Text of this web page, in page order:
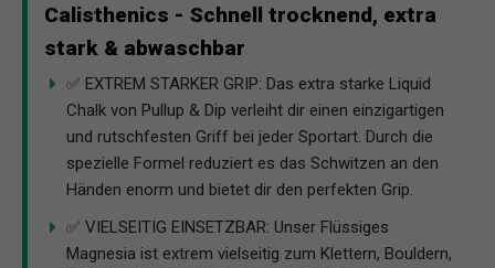
Calisthenics - Schnell trocknend, extra
stark & abwaschbar
✅ EXTREM STARKER GRIP: Das extra starke Liquid
Chalk von Pullup & Dip verleiht dir einen einzigartigen
und rutschfesten Griff bei jeder Sportart. Durch die
spezielle Formel reduziert es das Schwitzen an den
Händen enorm und bietet dir den perfekten Grip.
✅ VIELSEITIG EINSETZBAR: Unser Flüssiges
Magnesia ist extrem vielseitig zum Klettern, Bouldern,